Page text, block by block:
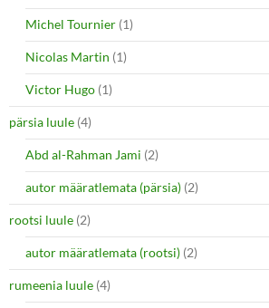
Michel Tournier (1)
Nicolas Martin (1)
Victor Hugo (1)
pärsia luule (4)
Abd al-Rahman Jami (2)
autor määratlemata (pärsia) (2)
rootsi luule (2)
autor määratlemata (rootsi) (2)
rumeenia luule (4)